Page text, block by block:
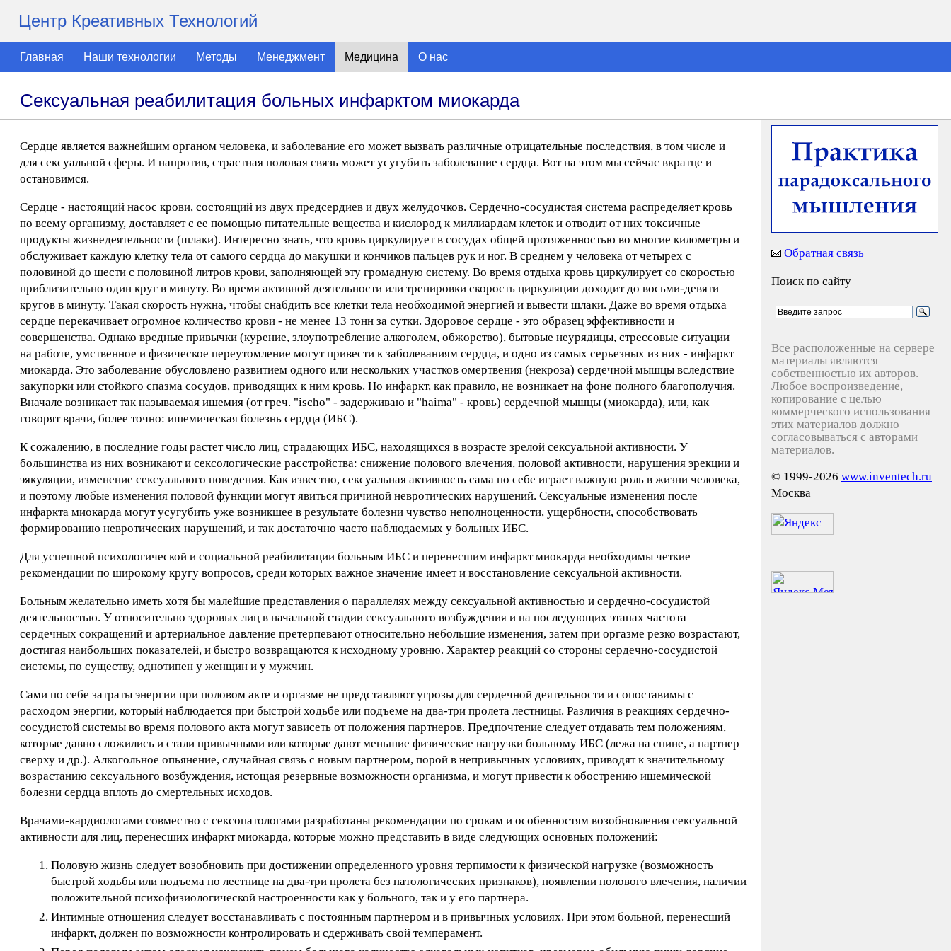
Центр Креативных Технологий
Главная Наши технологии Методы Менеджмент Медицина О нас
Сексуальная реабилитация больных инфарктом миокарда
Сердце является важнейшим органом человека, и заболевание его может вызвать различные отрицательные последствия, в том числе и
для сексуальной сферы. И напротив, страстная половая связь может усугубить заболевание сердца. Вот на этом мы сейчас вкратце и
остановимся.
Сердце - настоящий насос крови, состоящий из двух предсердиев и двух желудочков. Сердечно-сосудистая система распределяет кровь
по всему организму, доставляет с ее помощью питательные вещества и кислород к миллиардам клеток и отводит от них токсичные
продукты жизнедеятельности (шлаки). Интересно знать, что кровь циркулирует в сосудах общей протяженностью во многие километры и
обслуживает каждую клетку тела от самого сердца до макушки и кончиков пальцев рук и ног. В среднем у человека от четырех с
половиной до шести с половиной литров крови, заполняющей эту громадную систему. Во время отдыха кровь циркулирует со скоростью
приблизительно один круг в минуту. Во время активной деятельности или тренировки скорость циркуляции доходит до восьми-девяти
кругов в минуту. Такая скорость нужна, чтобы снабдить все клетки тела необходимой энергией и вывести шлаки. Даже во время отдыха
сердце перекачивает огромное количество крови - не менее 13 тонн за сутки. Здоровое сердце - это образец эффективности и
совершенства. Однако вредные привычки (курение, злоупотребление алкоголем, обжорство), бытовые неурядицы, стрессовые ситуации
на работе, умственное и физическое переутомление могут привести к заболеваниям сердца, и одно из самых серьезных из них - инфаркт
миокарда. Это заболевание обусловлено развитием одного или нескольких участков омертвения (некроза) сердечной мышцы вследствие
закупорки или стойкого спазма сосудов, приводящих к ним кровь. Но инфаркт, как правило, не возникает на фоне полного благополучия.
Вначале возникает так называемая ишемия (от греч. "ischo" - задерживаю и "haima" - кровь) сердечной мышцы (миокарда), или, как
говорят врачи, более точно: ишемическая болезнь сердца (ИБС).
К сожалению, в последние годы растет число лиц, страдающих ИБС, находящихся в возрасте зрелой сексуальной активности. У
большинства из них возникают и сексологические расстройства: снижение полового влечения, половой активности, нарушения эрекции и
эякуляции, изменение сексуального поведения. Как известно, сексуальная активность сама по себе играет важную роль в жизни человека,
и поэтому любые изменения половой функции могут явиться причиной невротических нарушений. Сексуальные изменения после
инфаркта миокарда могут усугубить уже возникшее в результате болезни чувство неполноценности, ущербности, способствовать
формированию невротических нарушений, и так достаточно часто наблюдаемых у больных ИБС.
Для успешной психологической и социальной реабилитации больным ИБС и перенесшим инфаркт миокарда необходимы четкие
рекомендации по широкому кругу вопросов, среди которых важное значение имеет и восстановление сексуальной активности.
Больным желательно иметь хотя бы малейшие представления о параллелях между сексуальной активностью и сердечно-сосудистой
деятельностью. У относительно здоровых лиц в начальной стадии сексуального возбуждения и на последующих этапах частота
сердечных сокращений и артериальное давление претерпевают относительно небольшие изменения, затем при оргазме резко возрастают,
достигая наибольших показателей, и быстро возвращаются к исходному уровню. Характер реакций со стороны сердечно-сосудистой
системы, по существу, однотипен у женщин и у мужчин.
Сами по себе затраты энергии при половом акте и оргазме не представляют угрозы для сердечной деятельности и сопоставимы с
расходом энергии, который наблюдается при быстрой ходьбе или подъеме на два-три пролета лестницы. Различия в реакциях сердечно-
сосудистой системы во время полового акта могут зависеть от положения партнеров. Предпочтение следует отдавать тем положениям,
которые давно сложились и стали привычными или которые дают меньшие физические нагрузки больному ИБС (лежа на спине, а партнер
сверху и др.). Алкогольное опьянение, случайная связь с новым партнером, порой в непривычных условиях, приводят к значительному
возрастанию сексуального возбуждения, истощая резервные возможности организма, и могут привести к обострению ишемической
болезни сердца вплоть до смертельных исходов.
Врачами-кардиологами совместно с сексопатологами разработаны рекомендации по срокам и особенностям возобновления сексуальной
активности для лиц, перенесших инфаркт миокарда, которые можно представить в виде следующих основных положений:
Половую жизнь следует возобновить при достижении определенного уровня терпимости к физической нагрузке (возможность
быстрой ходьбы или подъема по лестнице на два-три пролета без патологических признаков), появлении полового влечения, наличии
положительной психофизиологической настроенности как у больного, так и у его партнера.
Интимные отношения следует восстанавливать с постоянным партнером и в привычных условиях. При этом больной, перенесший
инфаркт, должен по возможности контролировать и сдерживать свой темперамент.
Обратная связь
Поиск по сайту
Все расположенные на сервере
материалы являются
собственностью их авторов.
Любое воспроизведение,
копирование с целью
коммерческого использования
этих материалов должно
согласовываться с авторами
материалов.
© 1999-2026 www.inventech.ru
Москва